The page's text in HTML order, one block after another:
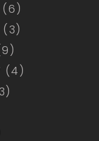
(6)
(3)
(4)